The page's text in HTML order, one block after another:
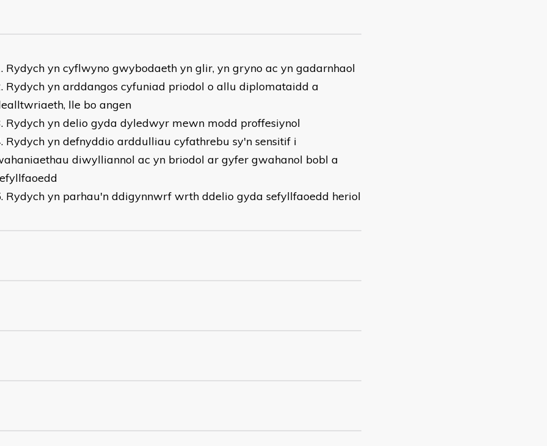
Rydych yn cyflwyno gwybodaeth yn glir, yn gryno ac yn gadarnhaol
Rydych yn arddangos cyfuniad priodol o allu diplomataidd a
lle bo angen
Rydych yn delio gyda dyledwyr mewn modd proffesiynol
Rydych yn defnyddio arddulliau cyfathrebu sy'n sensitif i
diwylliannol ac yn briodol ar gyfer gwahanol bobl a
Rydych yn parhau'n ddigynnwrf wrth ddelio gyda sefyllfaoedd heriol